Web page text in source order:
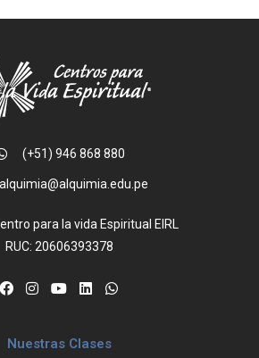
(+51) 946 868 880
alquimia@alquimia.edu.pe
para la vida Espiritual EIRL
RUC: 20606393378
Nuestras Clases